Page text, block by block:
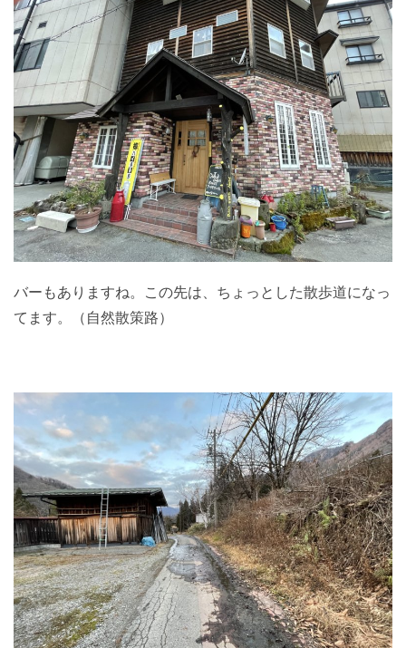
バーもありますね。この先は、ちょっとした散歩道になっ
てます。（自然散策路）